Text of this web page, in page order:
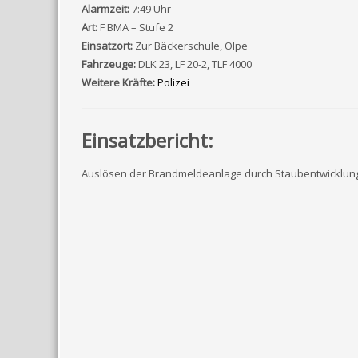
Alarmzeit:7:49 Uhr
Art:F BMA – Stufe 2
Einsatzort: Zur Bäckerschule, Olpe
Fahrzeuge:DLK 23, LF 20-2, TLF 4000
Weitere Kräfte:Polizei
Einsatzbericht:
Auslösen der Brandmeldeanlage durch